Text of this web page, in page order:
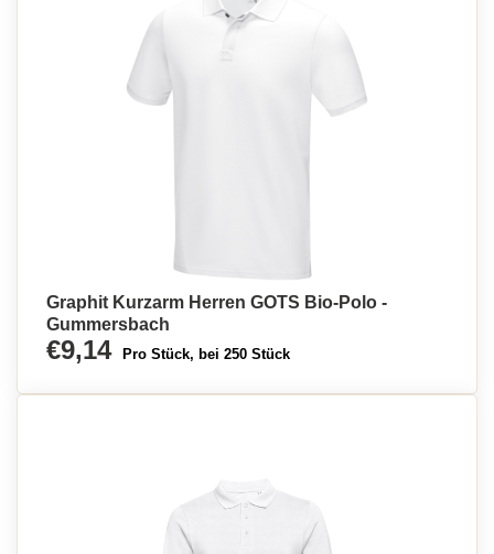
Graphit Kurzarm Herren GOTS Bio-Polo -
Gummersbach
€9,14 Pro Stück, bei 250 Stück